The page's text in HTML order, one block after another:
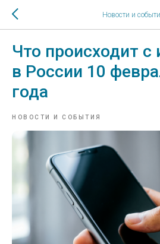
Новости и
Что происходит с
в России 10
года
НОВОСТИ И СОБЫТИЯ